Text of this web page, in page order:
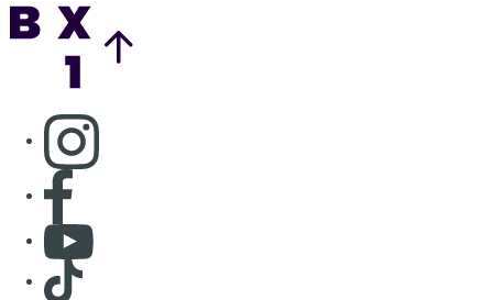
Consulter page Instagram
Consulter page Facebook
Consulter Youtube
Consulter TikTok